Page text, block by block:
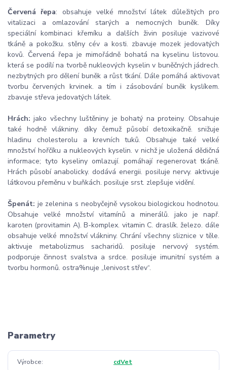
Červená řepa: obsahuje velké množství látek důležitých pro
vitalizaci a omlazování starých a nemocných buněk. Díky
speciální kombinaci křemíku a dalších živin posiluje vazivové
tkáně a pokožku. stěny cév a kosti. zbavuje mozek jedovatých
kovů. Červená řepa je mimořádně bohatá na kyselinu listovou.
která se podílí na tvorbě nukleových kyselin v buněčných jádrech.
nezbytných pro dělení buněk a růst tkání. Dále pomáhá aktivovat
tvorbu červených krvinek. a tím i zásobování buněk kyslíkem.
zbavuje střeva jedovatých látek.
Hrách: jako všechny luštěniny je bohatý na proteiny. Obsahuje
také hodně vlákniny. díky čemuž působí detoxikačně. snižuje
hladinu cholesterolu a krevních tuků. Obsahuje také velké
množství hořčíku a nukleových kyselin. v nichž je uložená dědičná
informace; tyto kyseliny omlazují. pomáhají regenerovat tkáně.
Hrách působí anabolicky. dodává energii. posiluje nervy. aktivuje
látkovou přeměnu v buňkách. posiluje srst. zlepšuje vidění.
Špenát: je zelenina s neobyčejně vysokou biologickou hodnotou.
Obsahuje velké množství vitamínů a minerálů. jako je např.
karoten (provitamin A). B-komplex. vitamin C. draslík. železo. dále
obsahuje velké množství vlákniny. Chrání všechny sliznice v těle.
aktivuje metabolizmus sacharidů. posiluje nervový systém.
podporuje činnost svalstva a srdce. posiluje imunitní systém a
tvorbu hormonů. ostra%nuje „lenivost střev“.
Parametry
Výrobce cdVet